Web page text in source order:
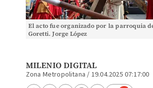
El acto fue organizado por la parroquia
Goretti. Jorge López
MILENIO DIGITAL
Zona Metropolitana / 19.04.2025 07:17:00